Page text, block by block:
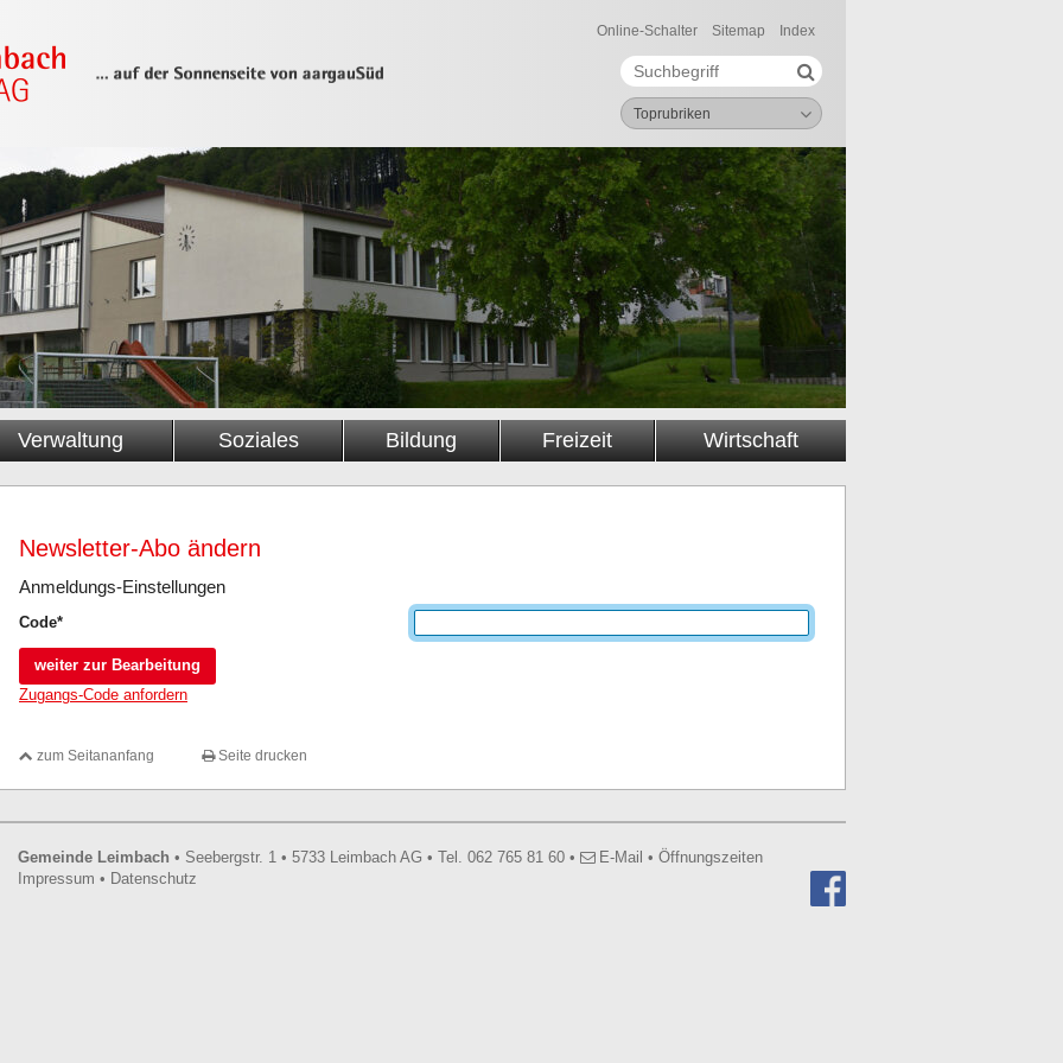
Online-Schalter Sitemap Index
Suchbegriff
Suche starten
Toprubriken
Verwaltung Soziales Bildung Freizeit Wirtschaft
Newsletter-Abo ändern
Anmeldungs-Einstellungen
Code*
weiter zur Bearbeitung
Zugangs-Code anfordern
zum Seitananfang Seite drucken
Footer
Gemeinde Leimbach • Seebergstr. 1 • 5733 Leimbach AG • Tel. 062 765 81 60 • E-Mail •Öffnungszeiten
Impressum • Datenschutz